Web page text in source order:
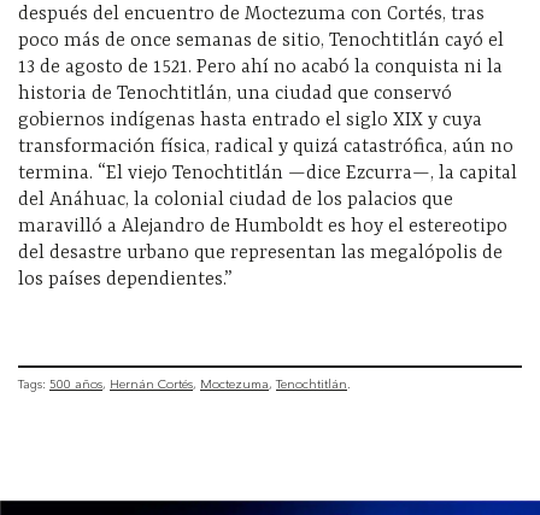
después del encuentro de Moctezuma con Cortés, tras
poco más de once semanas de sitio, Tenochtitlán cayó el
13 de agosto de 1521. Pero ahí no acabó la conquista ni la
historia de Tenochtitlán, una ciudad que conservó
gobiernos indígenas hasta entrado el siglo XIX y cuya
transformación física, radical y quizá catastrófica, aún no
termina. “El viejo Tenochtitlán —dice Ezcurra—, la capital
del Anáhuac, la colonial ciudad de los palacios que
maravilló a Alejandro de Humboldt es hoy el estereotipo
del desastre urbano que representan las megalópolis de
los países dependientes.”
Tags: 500 años Hernán Cortés Moctezuma Tenochtitlán